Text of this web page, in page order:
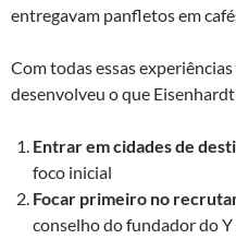
entregavam panfletos em
Com todas essas
desenvolveu o que
Entrar em cidades de
foco inicial
Focar primeiro no
conselho do fundador do